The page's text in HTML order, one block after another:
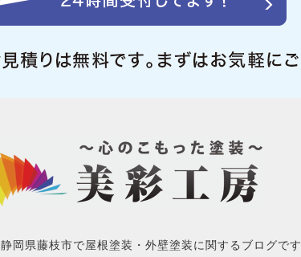
静岡県藤枝市で屋根塗装・外壁塗装に関するブログです